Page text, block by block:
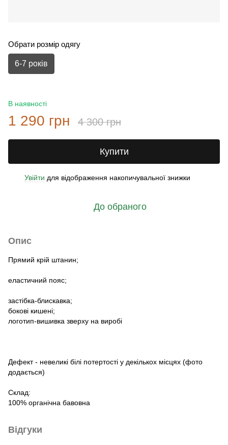
Обрати розмір одягу
6-7 років
В наявності
1 290 грн 4 300 грн
Купити
Увійти для відображення накопичувальної знижки
До обраного
Опис
Прямий крій штанин;
еластичний пояс;
застібка-блискавка;
бокові кишені;
логотип-вишивка зверху на виробі
Дефект - невеликі білі потертості у декількох місцях (фото
додається)
Склад:
100% органічна бавовна
Відгуки